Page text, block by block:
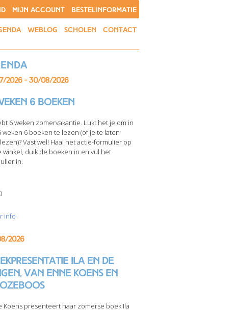
MIJN ACCOUNT BESTELINFORMATIE
WEBLOG SCHOLEN CONTACT
2026 - 30/08/2026
6 boeken
6 weken zomervakantie. Lukt het je om in
weken 6 boeken te lezen (of je te laten
Vast wel! Haal het actie-formulier op
winkel, duik de boeken in en vul het
in.
info
2026
Ila en de
van Enne Koens en
Koens presenteert haar zomerse boek Ila